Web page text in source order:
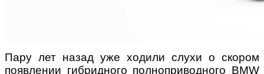
Пару лет назад уже ходили слухи о скором
появлении гибридного полноприводного BMW